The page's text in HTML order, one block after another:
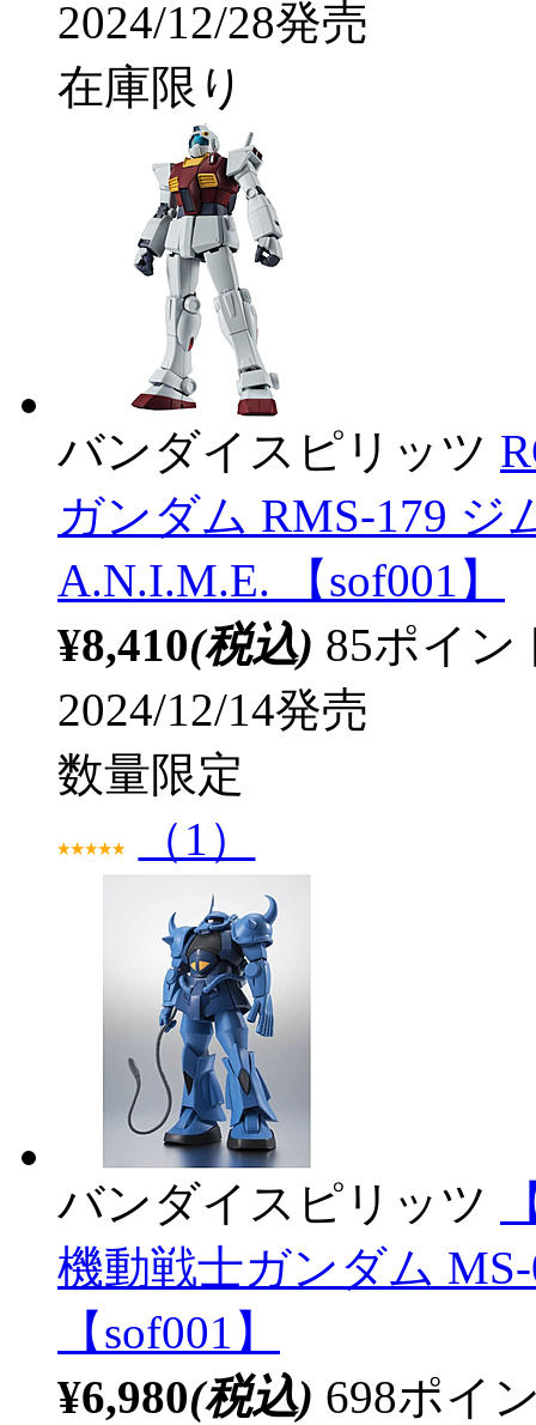
2024/12/28発売
在庫限り
バンダイスピリッツ
ガンダム RMS-179 ジ
A.N.I.M.E. 【sof001】
¥8,410(税込) 85ポイ
2024/12/14発売
数量限定
（1）
バンダイスピリッツ
機動戦士ガンダム
【sof001】
¥6,980(税込) 698ポイ